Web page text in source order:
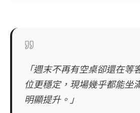
「週末不再有空桌卻還在等
位更穩定，現場幾乎都能坐
明顯提升。 」